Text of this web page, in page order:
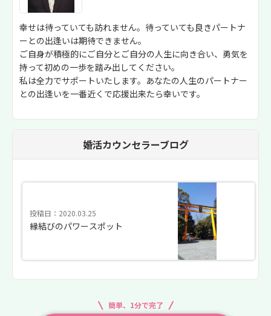
幸せは待っていても訪れません。待っていても良きパートナ
ーとの出逢いは期待できません。
ご自身が積極的にご自分とご自分の人生に向き合い、勇気を
持って初めの一歩を踏み出してください。
私は全力でサポートいたします。あなたの人生のパートナー
との出逢いを一番近くで応援出来たら幸いです。
婚活カウンセラーブログ
投稿日：2020.03.25
縁結びのパワースポット
簡単、1分で完了